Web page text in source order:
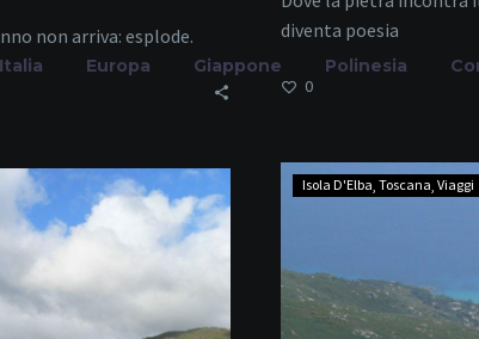
Italia Europa Giappone Polinesia
non arriva: esplode.
diventa poesia
0
Isola D'Elba Toscana Viaggi
Scozia
–
Glenfinnan